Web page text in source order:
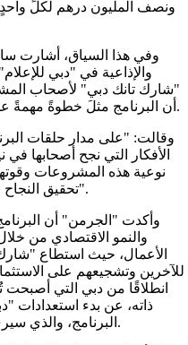
ونصف المليون درهم لكلٍّ واحدٍ
وفي هذا السياق، أشارت
والإذاعية في "دبي
"شارك تانك دبي" لأصحاب
أن البرنامج مثلَ خطوةً مهمةً على طريق دعم رواد الأعمال وتمكينهم.
وقالت: "على مدار حلقات
الأفكار التي نجح أصحابها
نوعية هذه المشروعات
تحقيق النجاح والتوسع في السوق المحلي والإقليمي".
وأكدت "الجرمن" أن
والنمو الاقتصادي من
الأعمال، حيث استطاع
للآخرين وتشجيعهم على
انطلاقًا من دبي التي
ذاته، عن بدء استعدادات
البرنامج، والذي سيرى النور على شاشة تلفزيون دبي قريبًا.